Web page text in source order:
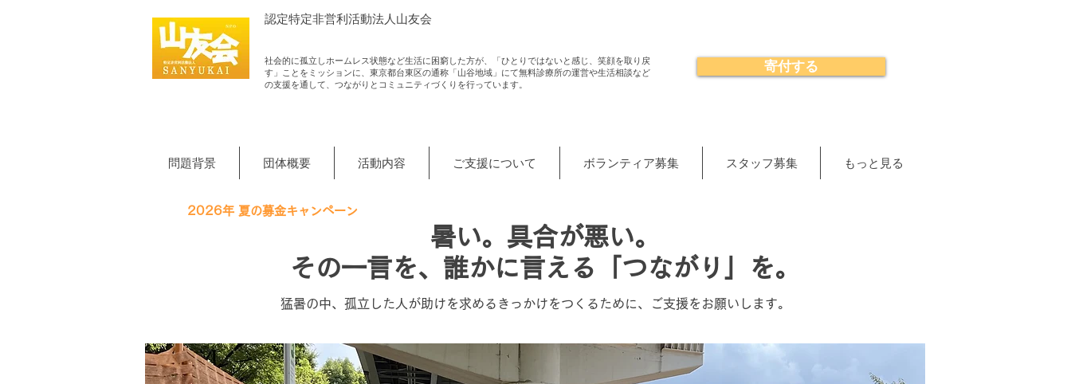
認定​特定非営利活動法人山友会
社会的に孤立しホームレス状態など生活に困窮した方が、「ひとりではないと感じ、笑顔を取り戻
す」ことをミッションに、東京都台東区の通称「山谷地域」にて無料診療所の運営や生活相談など
の支援を通して、つながりとコミュニティづくりを行っています。
寄付する
問題背景 団体概要 活動内容 ご支援について ボランティア募集 スタッフ募集 もっと見る
2026年 夏の募金キャンペーン
暑い。具合が悪い。
​その一言を、誰かに言える「つながり」を。
​猛暑の中、孤立した人が助けを求めるきっかけをつくるために、ご支援をお願いします。